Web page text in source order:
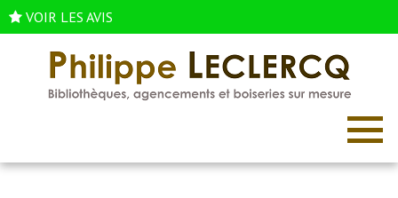
VOIR LES AVIS